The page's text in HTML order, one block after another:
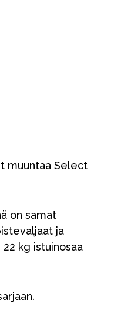
muuntaa Select
on samat
ja
kg istuinosaa